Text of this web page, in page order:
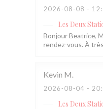
2026-08-08 -
Les Deux
Bonjour Beatrice,
rendez-vous. À
Kevin M
2026-08-04 -
Les Deux